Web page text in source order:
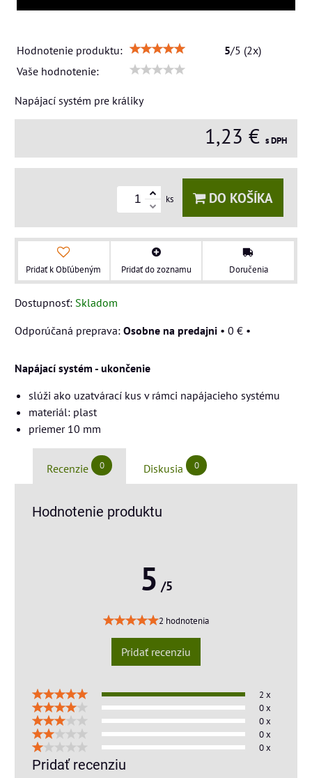
Hodnotenie produktu: 5/5 (2x)
Vaše hodnotenie:
Napájací systém pre králiky
1,23 € s DPH
ks DO KOŠÍKA
Pridať k Obľúbeným Pridať do zoznamu Doručenia
Dostupnosť: Skladom
Osobne na predajni • 0 € •
Napájací systém - ukončenie
slúži ako uzatvárací kus v rámci napájacieho systému
materiál: plast
priemer 10 mm
Recenzie 0 Diskusia 0
Hodnotenie produktu
5 /5
2 hodnotenia
Pridať recenziu
2 x
0 x
0 x
0 x
0 x
Pridať recenziu